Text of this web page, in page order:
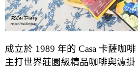
成立於 1989 年的 Casa 卡薩咖啡
主打世界莊園級精品咖啡與濾掛